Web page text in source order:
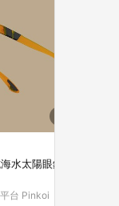
水太陽眼鏡 -
台 Pinkoi